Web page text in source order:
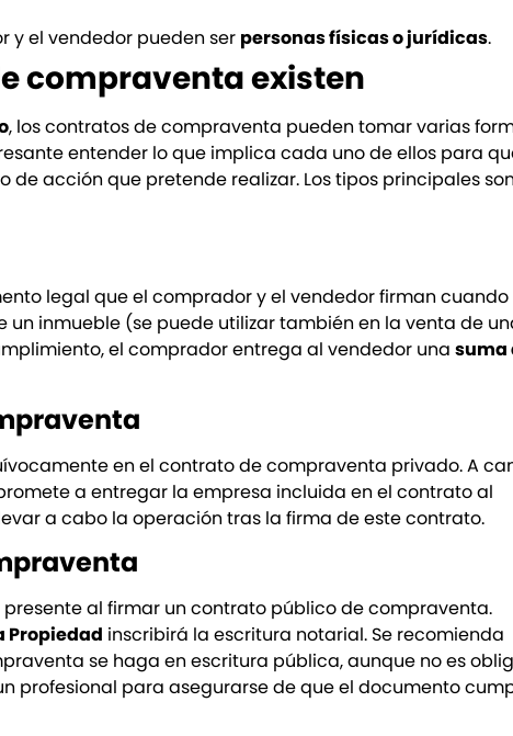
y el vendedor pueden ser personas físicas o jurídicas.
compraventa existen
, los contratos de compraventa pueden tomar varias
entender lo que implica cada uno de ellos para
acción que pretende realizar. Los tipos principales
legal que el comprador y el vendedor firman cuando
inmueble (se puede utilizar también en la venta de
el comprador entrega al vendedor una suma
en el contrato de compraventa privado. A
a entregar la empresa incluida en el contrato al
a cabo la operación tras la firma de este contrato.
al firmar un contrato público de compraventa.
Propiedad inscribirá la escritura notarial. Se recomienda
se haga en escritura pública, aunque no es
profesional para asegurarse de que el documento